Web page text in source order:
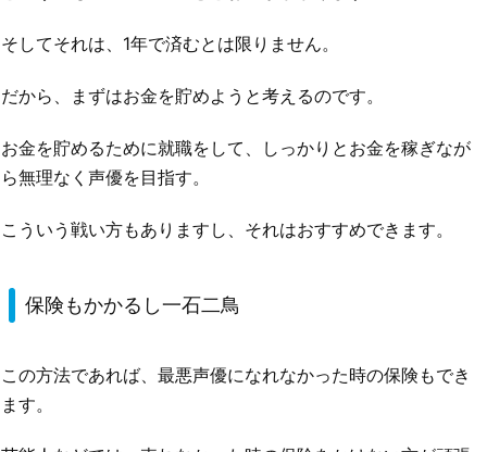
そしてそれは、1年で済むとは限りません。
だから、まずはお金を貯めようと考えるのです。
お金を貯めるために就職をして、しっかりとお金を稼ぎなが
ら無理なく声優を目指す。
こういう戦い方もありますし、それはおすすめできます。
保険もかかるし一石二鳥
この方法であれば、最悪声優になれなかった時の保険もでき
ます。